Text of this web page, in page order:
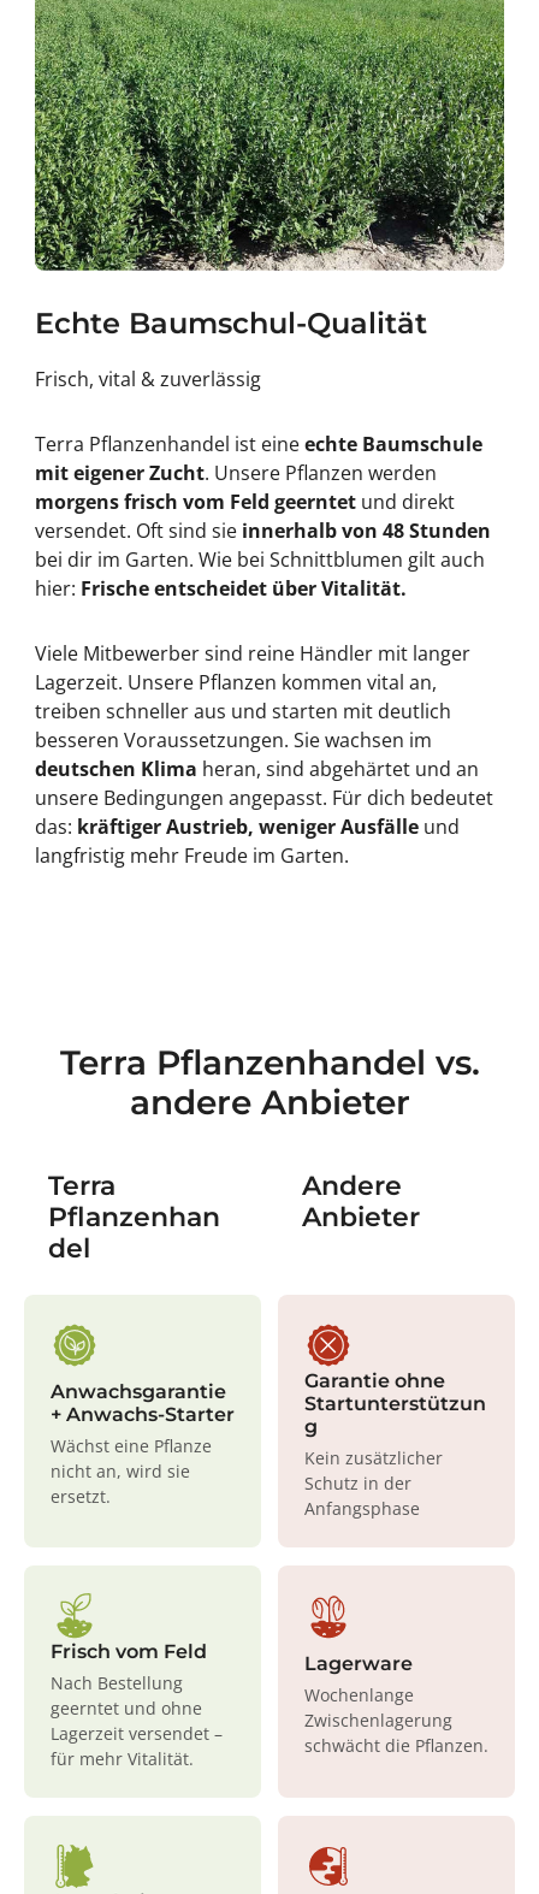
Echte Baumschul-Qualität
Frisch, vital & zuverlässig
Terra Pflanzenhandel ist eineechte Baumschule
mit eigener Zucht. Unsere Pflanzen werden
morgens frisch vom Feld geerntetund direkt
versendet. Oft sind sie innerhalb von 48 Stunden
bei dir im Garten. Wie bei Schnittblumen gilt auch
hier: Frische entscheidet über Vitalität.
Viele Mitbewerber sind reine Händler mit langer
Lagerzeit. Unsere Pflanzen kommen vital an,
treiben schneller aus und starten mit deutlich
besseren Voraussetzungen. Sie wachsen im
deutschen Klima heran, sind abgehärtet und an
unsere Bedingungen angepasst. Für dich bedeutet
das: kräftiger Austrieb, weniger Ausfälle und
langfristig mehr Freude im Garten.
Terra Pflanzenhandel vs.
andere Anbieter
Terra
Pflanzenhan
del
Andere
Anbieter
Anwachsgarantie
+ Anwachs-Starter
Wächst eine Pflanze
nicht an, wird sie
ersetzt.
Garantie ohne
Startunterstützun
g
Kein zusätzlicher
Schutz in der
Anfangsphase
Frisch vom Feld
Nach Bestellung
geerntet und ohne
Lagerzeit versendet –
für mehr Vitalität.
Lagerware
Wochenlange
Zwischenlagerung
schwächt die Pflanzen.